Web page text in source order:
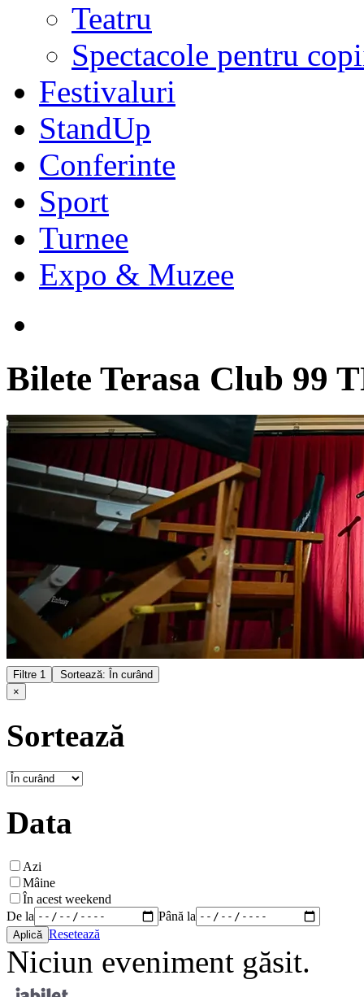
Teatru
Spectacole pentru
Festivaluri
StandUp
Conferinte
Sport
Turnee
Expo & Muzee
Bilete Terasa Club 99
Filtre 1
Sortează: În curând
×
Sortează
Data
Azi
Mâine
În acest weekend
De la
Până la
Resetează
Niciun eveniment găsit.